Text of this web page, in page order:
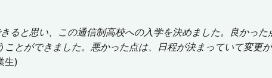
ると思い、この通信制高校への入学を決めました。良かっ
とができました。悪かった点は、日程が決まっていて変
生)